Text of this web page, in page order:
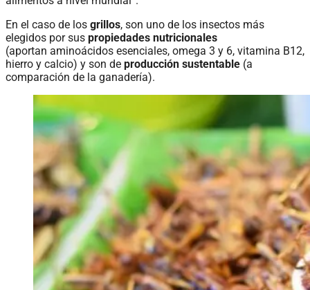
En el caso de los grillos, son uno de los insectos más
elegidos por sus propiedades nutricionales
(aportan aminoácidos esenciales, omega 3 y 6, vitamina B12,
hierro y calcio) y son de producción sustentable (a
comparación de la ganadería).